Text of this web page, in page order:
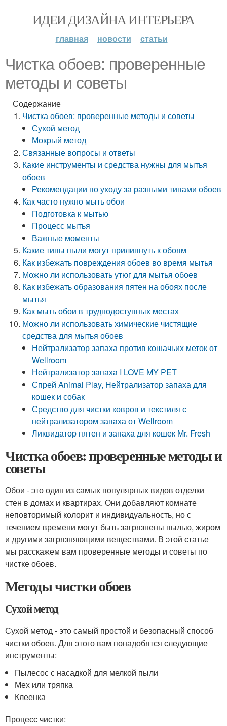
ИДЕИ ДИЗАЙНА ИНТЕРЬЕРА
главная новости статьи
Чистка обоев: проверенные
методы и советы
Содержание
Чистка обоев: проверенные методы и советы
Сухой метод
Мокрый метод
Связанные вопросы и ответы
Какие инструменты и средства нужны для мытья
обоев
Рекомендации по уходу за разными типами обоев
Как часто нужно мыть обои
Подготовка к мытью
Процесс мытья
Важные моменты
Какие типы пыли могут прилипнуть к обоям
Как избежать повреждения обоев во время мытья
Можно ли использовать утюг для мытья обоев
Как избежать образования пятен на обоях после
мытья
Как мыть обои в труднодоступных местах
Можно ли использовать химические чистящие
средства для мытья обоев
Нейтрализатор запаха против кошачьих меток от
Wellroom
Нейтрализатор запаха I LOVE MY PET
Спрей Animal Play, Нейтрализатор запаха для
кошек и собак
Средство для чистки ковров и текстиля с
нейтрализатором запаха от Wellroom
Ликвидатор пятен и запаха для кошек Mr. Fresh
Чистка обоев: проверенные методы и
советы
Обои - это один из самых популярных видов отделки
стен в домах и квартирах. Они добавляют комнате
неповторимый колорит и индивидуальность, но с
течением времени могут быть загрязнены пылью, жиром
и другими загрязняющими веществами. В этой статье
мы расскажем вам проверенные методы и советы по
чистке обоев.
Методы чистки обоев
Сухой метод
Сухой метод - это самый простой и безопасный способ
чистки обоев. Для этого вам понадобятся следующие
инструменты:
Пылесос с насадкой для мелкой пыли
Мех или тряпка
Клеенка
Процесс чистки: